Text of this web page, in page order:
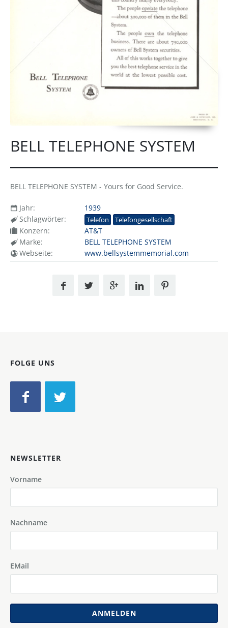
BELL TELEPHONE SYSTEM
BELL TELEPHONE SYSTEM - Yours for Good Service.
Jahr:
1939
Schlagwörter:
Telefon Telefongesellschaft
Konzern:
AT&T
Marke:
BELL TELEPHONE SYSTEM
Webseite:
www.bellsystemmemorial.com
FOLGE UNS
NEWSLETTER
Vorname
Nachname
EMail
ANMELDEN